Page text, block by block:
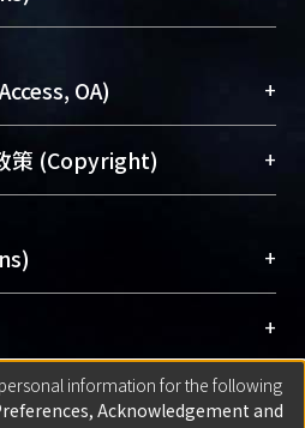
NTU scholars。期能整合研
and promote researcher
Library integrates the
with “Academic
Library)
OA) +
度提升資訊取用性的社會運
是透過將研究著作公開供使
速研究發展、提升研究影響
深入了解OA）
策 (Copyright) +
匯入者所有，或由第三方贊
認該版權所有者及第三方同
the submission is your
you have the right to
+
Guide)
Manual)
Service)
+
算機中心帳號登入
+
information for the following
Acknowledgement and